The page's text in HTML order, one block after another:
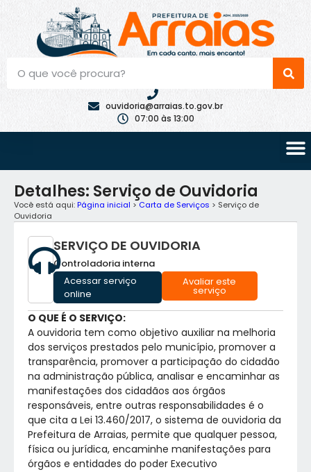
ouvidoria@arraias.to.gov.br
07:00 às 13:00
Detalhes: Serviço de Ouvidoria
Você está aqui: Página inicial > Carta de Serviços > Serviço de
Ouvidoria
SERVIÇO DE OUVIDORIA
Controladoria interna
Acessar serviço
online
Avaliar este
serviço
O QUE É O SERVIÇO:
A ouvidoria tem como objetivo auxiliar na melhoria
dos serviços prestados pelo município, promover a
transparência, promover a participação do cidadão
na administração pública, analisar e encaminhar as
manifestações dos cidadãos aos órgãos
responsáveis, entre outras responsabilidades é o
que cita a Lei 13.460/2017, o sistema de ouvidoria da
Prefeitura de Arraias, permite que qualquer pessoa,
física ou jurídica, encaminhe manifestações para
órgãos e entidades do poder Executivo